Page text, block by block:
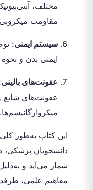
مختلف،
مقاومت
سیستم ایمنی:
ایمنی بدن و
عفونت‌های بالینی:
عفونت‌های شایع
میکروارگانیسم‌ها.
این کتاب به‌طور
دانشجویان پزشکی،
شمار می‌آید و
مفاهیم علمی،